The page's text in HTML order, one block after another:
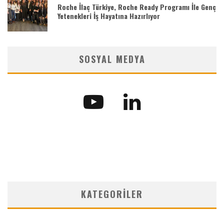
Roche İlaç Türkiye, Roche Ready Programı İle Genç
Yetenekleri İş Hayatına Hazırlıyor
SOSYAL MEDYA
KATEGORILER